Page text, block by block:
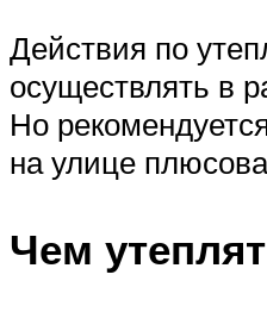
Действия по
осуществлять в
Но
на улице
Чем